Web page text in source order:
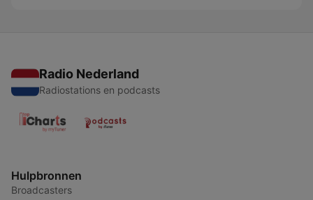
Radio Nederland
Radiostations en podcasts
Hulpbronnen
Broadcasters